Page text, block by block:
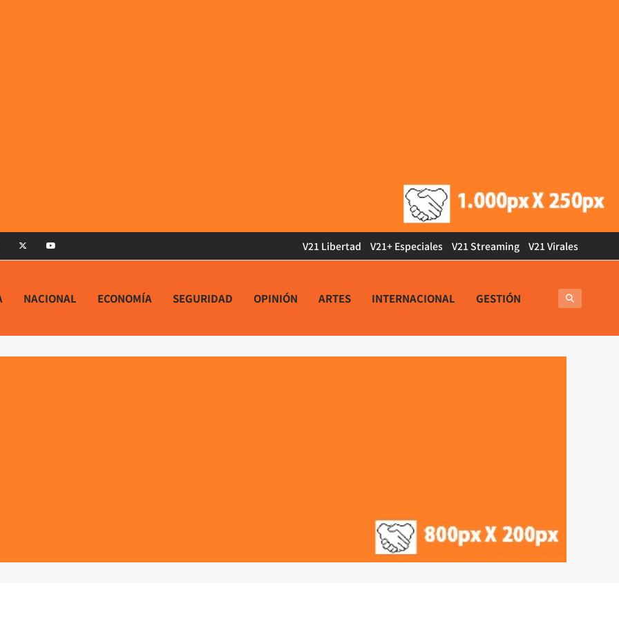
V21 Libertad V21+ Especiales V21 Streaming V21 Virales
NACIONAL ECONOMÍA SEGURIDAD OPINIÓN ARTES INTERNACIONAL GESTIÓN